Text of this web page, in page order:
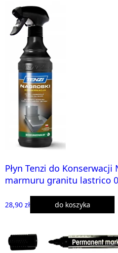
Płyn Tenzi do
marmuru granitu lastrico
28,90 zł do koszyka